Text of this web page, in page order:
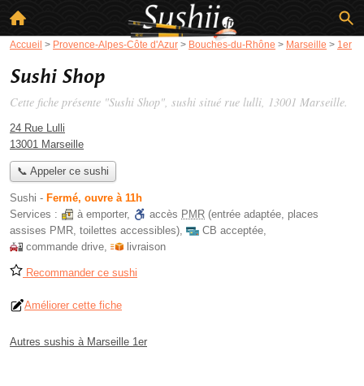
Accueil > Provence-Alpes-Côte d'Azur > Bouches-du-Rhône > Marseille > 1er
Sushi Shop
Cette fiche présente "Sushi Shop", sushi situé rue lulli, 13001 Marseille.
24 Rue Lulli
13001 Marseille
📞 Appeler ce sushi
Sushi - Fermé, ouvre à 11h
Services :
à emporter, accès PMR (entrée adaptée, places
assises PMR, toilettes accessibles), CB acceptée,
commande drive, livraison
Recommander ce sushi
Améliorer cette fiche
Autres sushis à Marseille 1er